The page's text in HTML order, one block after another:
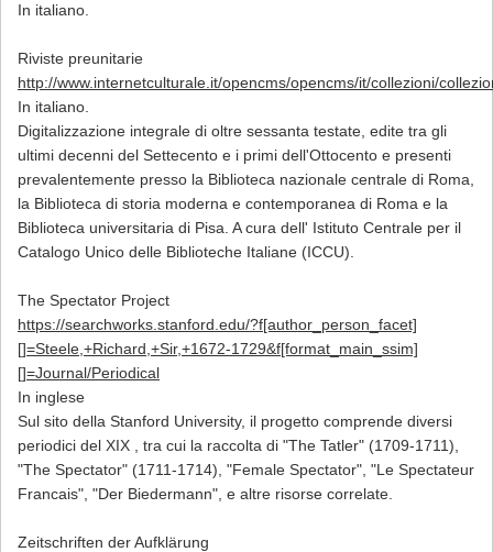
In italiano.
Riviste preunitarie
http://www.internetculturale.it/opencms/opencms/it/collezioni/
In italiano.
Digitalizzazione integrale di oltre sessanta testate, edite tra gli
ultimi decenni del Settecento e i primi dell'Ottocento e presenti
prevalentemente presso la Biblioteca nazionale centrale di Roma,
la Biblioteca di storia moderna e contemporanea di Roma e la
Biblioteca universitaria di Pisa. A cura dell' Istituto Centrale per il
Catalogo Unico delle Biblioteche Italiane (ICCU).
The Spectator Project
https://searchworks.stanford.edu/?f[author_person_facet]
[]=Steele,+Richard,+Sir,+1672-1729&f[format_main_ssim]
[]=Journal/Periodical
In inglese
Sul sito della Stanford University, il progetto comprende diversi
periodici del XIX , tra cui la raccolta di "The Tatler" (1709-1711),
"The Spectator" (1711-1714), "Female Spectator", "Le Spectateur
Francais", "Der Biedermann", e altre risorse correlate.
Zeitschriften der Aufklärung